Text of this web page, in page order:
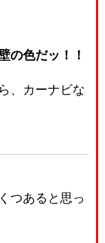
の色だッ！！
、カーナビな
つあると思っ